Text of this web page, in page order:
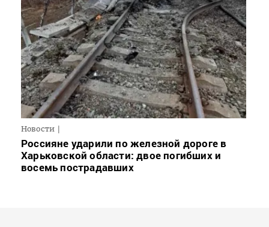
Новости
Россияне ударили по железной дороге в
Харьковской области: двое погибших и
восемь пострадавших